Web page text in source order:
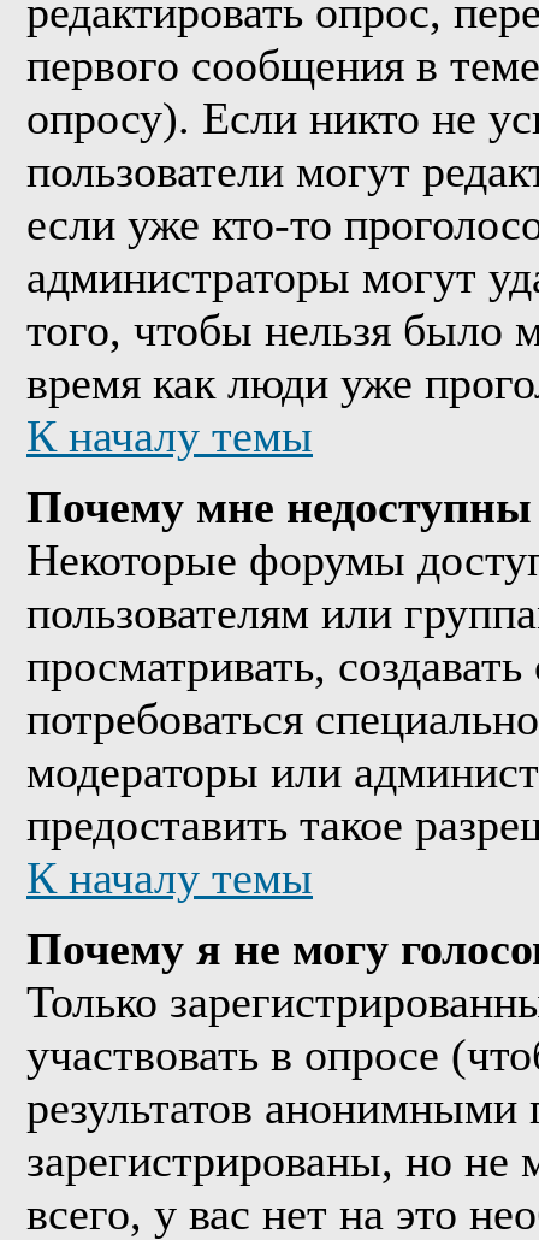
редактировать опрос,
первого сообщения в
опросу). Если никто не
пользователи могут
если уже кто-то
администраторы могут
того, чтобы нельзя было
время как люди уже
К началу темы
Почему мне
Некоторые форумы
пользователям или
просматривать,
потребоваться
модераторы или
предоставить такое
К началу темы
Почему я не могу
Только
участвовать в опросе
результатов
зарегистрированы, но не
всего, у вас нет на это